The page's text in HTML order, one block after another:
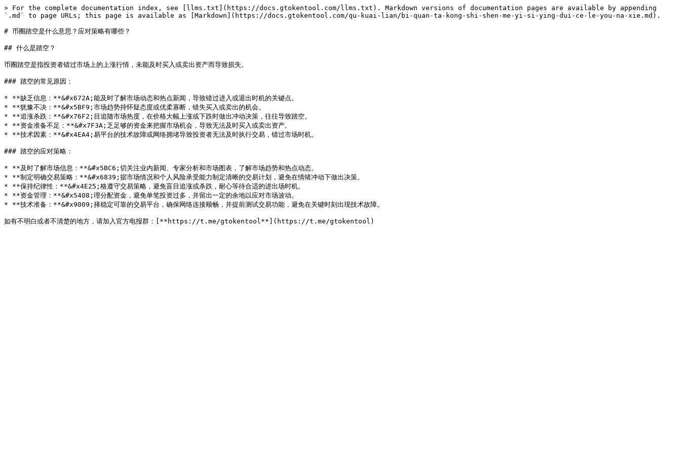
> For the complete documentation index, see [llms.txt](https://docs.gtokentool.com/llms.txt). Markdown versions of documentation pages are available by appending
`.md` to page URLs; this page is available as [Markdown](https://docs.gtokentool.com/qu-kuai-lian/bi-quan-ta-kong-shi-shen-me-yi-si-ying-dui-ce-le-you-na-xie.md).
# 币圈踏空是什么意思？应对策略有哪些？
## 什么是踏空？
币圈踏空是指投资者错过市场上的上涨行情，未能及时买入或卖出资产而导致损失。
### 踏空的常见原因：
* **缺乏信息：**&#x672A;能及时了解市场动态和热点新闻，导致错过进入或退出时机的关键点。
* **犹豫不决：**&#x5BF9;市场趋势持怀疑态度或优柔寡断，错失买入或卖出的机会。
* **追涨杀跌：**&#x76F2;目追随市场热度，在价格大幅上涨或下跌时做出冲动决策，往往导致踏空。
* **资金准备不足：**&#x7F3A;乏足够的资金来把握市场机会，导致无法及时买入或卖出资产。
* **技术因素：**&#x4EA4;易平台的技术故障或网络拥堵导致投资者无法及时执行交易，错过市场时机。
### 踏空的应对策略：
* **及时了解市场信息：**&#x5BC6;切关注业内新闻、专家分析和市场图表，了解市场趋势和热点动态。
* **制定明确交易策略：**&#x6839;据市场情况和个人风险承受能力制定清晰的交易计划，避免在情绪冲动下做出决策。
* **保持纪律性：**&#x4E25;格遵守交易策略，避免盲目追涨或杀跌，耐心等待合适的进出场时机。
* **资金管理：**&#x5408;理分配资金，避免单笔投资过多，并留出一定的余地以应对市场波动。
* **技术准备：**&#x9009;择稳定可靠的交易平台，确保网络连接顺畅，并提前测试交易功能，避免在关键时刻出现技术故障。